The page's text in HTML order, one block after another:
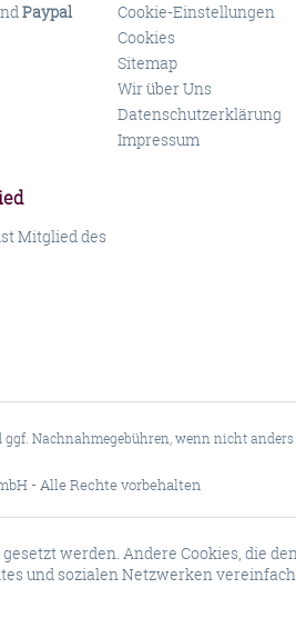
Paypal
Mitglied des
Cookie-Einstellungen
Cookies
Sitemap
Wir über Uns
Datenschutzerklärung
Impressum
Nachnahmegebühren, wenn nicht anders
- Alle Rechte vorbehalten
werden. Andere Cookies, die
und sozialen Netzwerken